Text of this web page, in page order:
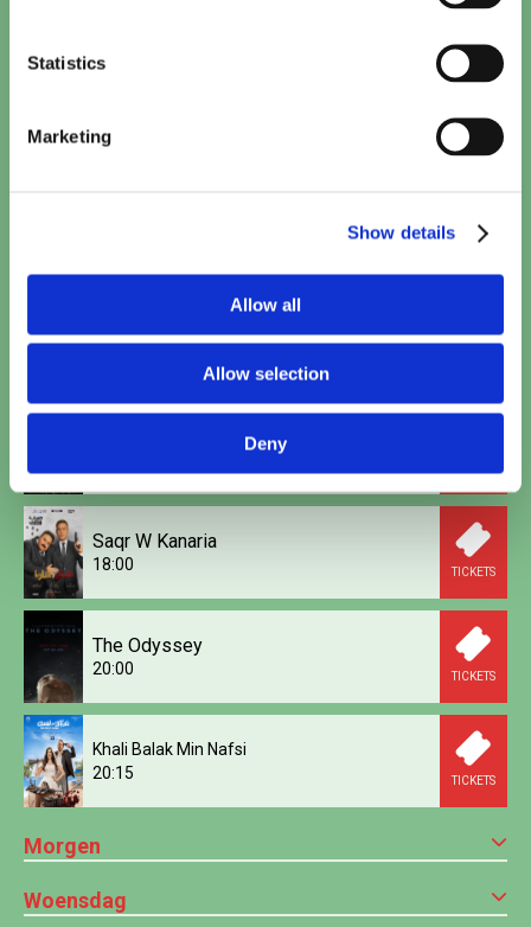
Statistics
Marketing
Show details
Allow all
Allow selection
Deny
TICKETS
15:50 TICKETS
Spider-Man: Brand New Day
Saqr W Kanaria
18:00 TICKETS
The Odyssey
20:00 TICKETS
Khali Balak Min Nafsi
20:15
TICKETS
Morgen
Woensdag